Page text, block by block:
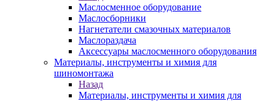
Маслосменное оборудование
Маслосборники
Нагнетатели смазочных материалов
Маслораздача
Аксессуары маслосменного оборудования
Материалы, инструменты и химия для
шиномонтажа
Назад
Материалы, инструменты и химия для